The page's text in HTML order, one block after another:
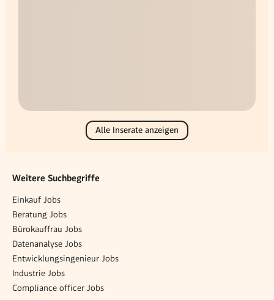
Alle Inserate anzeigen
Weitere Suchbegriffe
Einkauf Jobs
Beratung Jobs
Bürokauffrau Jobs
Datenanalyse Jobs
Entwicklungsingenieur Jobs
Industrie Jobs
Compliance officer Jobs